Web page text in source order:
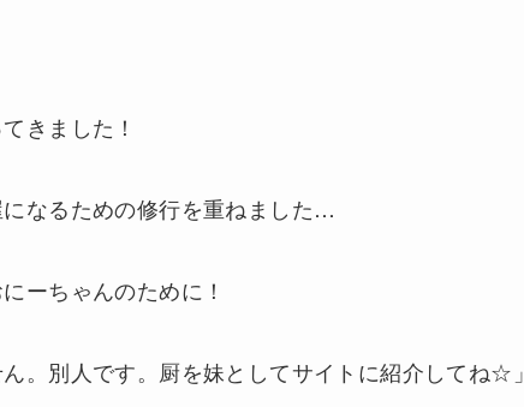
きました！
なるための修行を重ねました…
ーちゃんのために！
。別人です。厨を妹としてサイトに紹介してね☆」